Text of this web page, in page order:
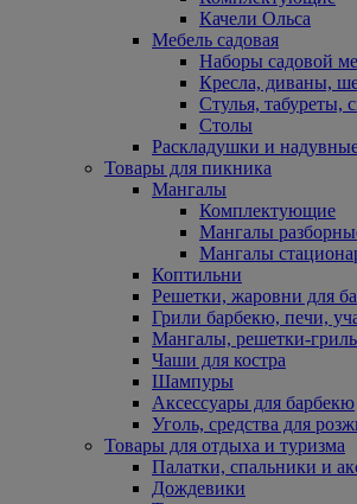
Качели Ольса
Мебель садовая
Наборы садовой
Кресла, диваны,
Стулья, табуреты,
Столы
Раскладушки и
Товары для пикника
Мангалы
Комплектующие
Мангалы
Мангалы
Коптильни
Решетки, жаровни для
Грили барбекю, печи,
Мангалы, решетки-гриль
Чаши для костра
Шампуры
Аксессуары для барбекю
Уголь, средства для
Товары для отдыха и туризма
Палатки, спальники и
Дождевики